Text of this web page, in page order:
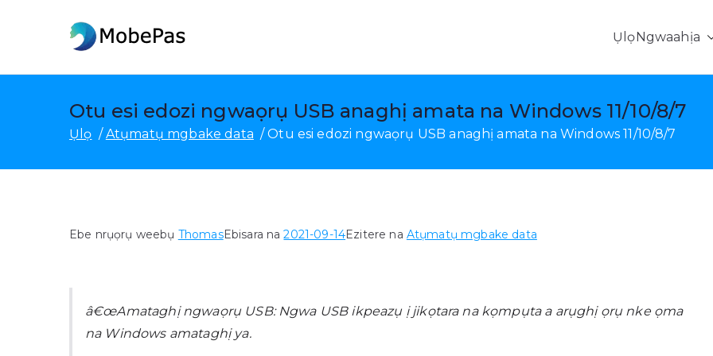
Onye na-agbanwe ọnọdụ MobePas, Android Data Recovery & Nyefee mkpanaka
ỤlọNgwaahịa
Otu esi edozi ngwaọrụ USB anaghị amata na Windows 11/10/8/7
Ụlọ Atụmatụ mgbake data Otu esi edozi ngwaọrụ USB anaghị amata na Windows 11/10/8/7
Ebe nrụọrụ weebụ ThomasEbisara na2021-09-14Ezitere na Atụmatụ mgbake data
â€œAmataghị ngwaọrụ USB: Ngwa USB ikpeazụ ị jikọtara na kọmpụta a arụghị ọrụ nke ọma
na Windows amataghị ya.